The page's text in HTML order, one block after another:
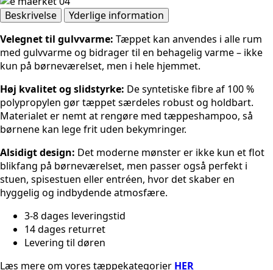
Beskrivelse
Yderlige information
Velegnet til gulvvarme: Tæppet kan anvendes i alle rum
med gulvvarme og bidrager til en behagelig varme – ikke
kun på børneværelset, men i hele hjemmet.
Høj kvalitet og slidstyrke: De syntetiske fibre af 100 %
polypropylen gør tæppet særdeles robust og holdbart.
Materialet er nemt at rengøre med tæppeshampoo, så
børnene kan lege frit uden bekymringer.
Alsidigt design: Det moderne mønster er ikke kun et flot
blikfang på børneværelset, men passer også perfekt i
stuen, spisestuen eller entréen, hvor det skaber en
hyggelig og indbydende atmosfære.
3-8 dages leveringstid
14 dages returret
Levering til døren
Læs mere om vores tæppekategorier HER